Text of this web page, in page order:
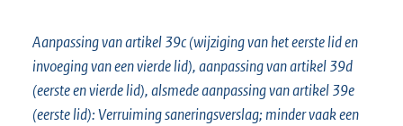
Aanpassing van artikel 39c (wijziging van het eerste lid en
invoeging van een vierde lid), aanpassing van artikel 39d
(eerste en vierde lid), alsmede aanpassing van artikel 39e
(eerste lid): Verruiming saneringsverslag; minder vaak een